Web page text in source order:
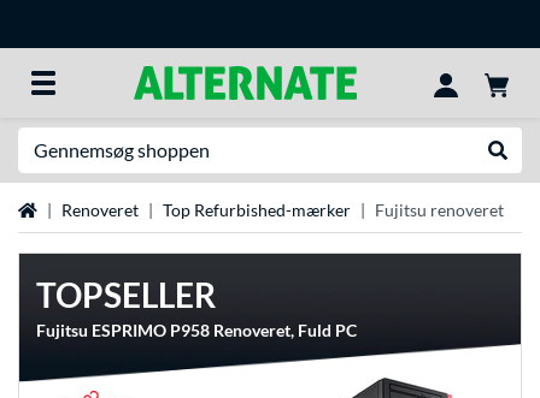
StartsideRenoveret Top Refurbished-mærker Fujitsu renoveret
TOPSELLER
Fujitsu ESPRIMO P958 Renoveret, Fuld PC